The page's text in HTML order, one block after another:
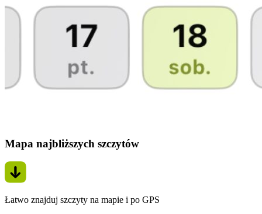
Mapa najbliższych szczytów
Łatwo znajduj szczyty na mapie i po GPS